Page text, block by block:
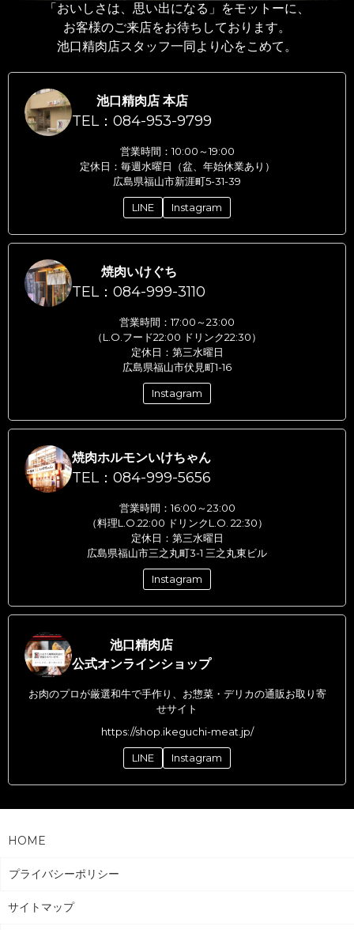
「おいしさは、思い出になる」をモットーに、
お客様のご来店をお待ちしております。
池口精肉店スタッフ一同より心をこめて。
池口精肉店 本店
TEL：084-953-9799
営業時間：10:00～19:00
定休日：毎週水曜日（盆、年始休業あり）
広島県福山市新涯町5-31-39
LINE Instagram
焼肉いけぐち
TEL：084-999-3110
営業時間：17:00～23:00
（L.O.フード22:00 ドリンク22:30）
定休日：第三水曜日
広島県福山市伏見町1-16
Instagram
焼肉ホルモンいけちゃん
TEL：084-999-5656
営業時間：16:00～23:00
（料理L.O.22:00 ドリンクL.O. 22:30）
定休日：第三水曜日
広島県福山市三之丸町3-1 三之丸東ビル
Instagram
池口精肉店
公式オンラインショップ
お肉のプロが厳選和牛で手作り、お惣菜・デリカの通販お取り寄
せサイト
https://shop.ikeguchi-meat.jp/
LINE Instagram
HOME
プライバシーポリシー
サイトマップ